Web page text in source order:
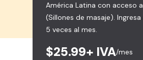
América Latina con acceso
(Sillones de masaje).
5 veces al mes.
$25.99+ IVA/mes